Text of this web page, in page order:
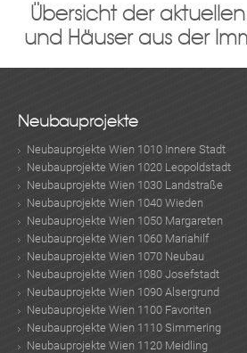
Übersicht der
und Häuser aus der
Neubauprojekte
Neubauprojekte Wien 1010 Innere Stadt
Neubauprojekte Wien 1020 Leopoldstadt
Neubauprojekte Wien 1030 Landstraße
Neubauprojekte Wien 1040 Wieden
Neubauprojekte Wien 1050 Margareten
Neubauprojekte Wien 1060 Mariahilf
Neubauprojekte Wien 1070 Neubau
Neubauprojekte Wien 1080 Josefstadt
Neubauprojekte Wien 1090 Alsergrund
Neubauprojekte Wien 1100 Favoriten
Neubauprojekte Wien 1110 Simmering
Neubauprojekte Wien 1120 Meidling